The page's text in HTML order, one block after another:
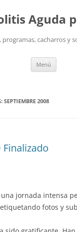
Aguda
cacharros y
Menú
SEPTIEMBRE 2008
Finalizado
jornada intensa
fotos y